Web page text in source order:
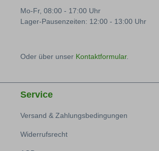
Mo-Fr, 08:00 - 17:00 Uhr
Lager-Pausenzeiten: 12:00 - 13:00 Uhr
Oder über unser Kontaktformular.
Service
Versand & Zahlungsbedingungen
Widerrufsrecht